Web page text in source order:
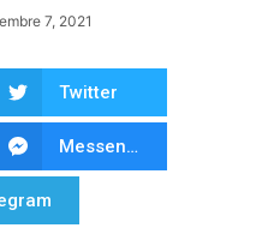
7, 2021
Twitter
Messenger